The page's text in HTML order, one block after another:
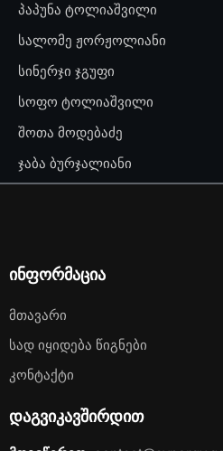
პაპუნა ტოლიაშვილი
სალომე ჟორჟოლიანი
სინერჯი ჯგუფი
სოფო ტოლიაშვილი
შოთა მოდებაძე
ჯაბა ბურჯალიანი
ინფორმაცია
Მთავარი
Სად Იყიდება Წიგნები
Კონტაქტი
დაგვიკავშირდით